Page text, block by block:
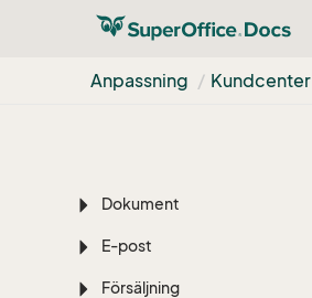
Anpassning Kundcenter
Dashboard
Företag
Dokument
E-post
Försäljning